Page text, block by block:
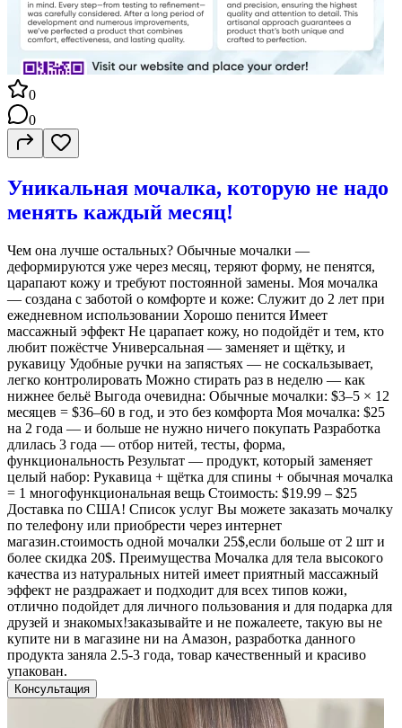
0
0
Уникальная мочалка, которую не надо
менять каждый месяц!
Чем она лучше остальных? Обычные мочалки —
деформируются уже через месяц, теряют форму, не пенятся,
царапают кожу и требуют постоянной замены. Моя мочалка
— создана с заботой о комфорте и коже: Служит до 2 лет при
ежедневном использовании Хорошо пенится Имеет
массажный эффект Не царапает кожу, но подойдёт и тем, кто
любит пожёстче Универсальная — заменяет и щётку, и
рукавицу Удобные ручки на запястьях — не соскальзывает,
легко контролировать Можно стирать раз в неделю — как
нижнее бельё Выгода очевидна: Обычные мочалки: $3–5 × 12
месяцев = $36–60 в год, и это без комфорта Моя мочалка: $25
на 2 года — и больше не нужно ничего покупать Разработка
длилась 3 года — отбор нитей, тесты, форма,
функциональность Результат — продукт, который заменяет
целый набор: Рукавица + щётка для спины + обычная мочалка
= 1 многофункциональная вещь Стоимость: $19.99 – $25
Доставка по США! Список услуг Вы можете заказать мочалку
по телефону или приобрести через интернет
магазин.стоимость одной мочалки 25$,если больше от 2 шт и
более скидка 20$. Преимущества Мочалка для тела высокого
качества из натуральных нитей имеет приятный массажный
эффект не раздражает и подходит для всех типов кожи,
отлично подойдет для личного пользования и для подарка для
друзей и знакомых!заказывайте и не пожалеете, такую вы не
купите ни в магазине ни на Амазон, разработка данного
продукта заняла 2.5-3 года, товар качественный и красиво
упакован.
Консультация